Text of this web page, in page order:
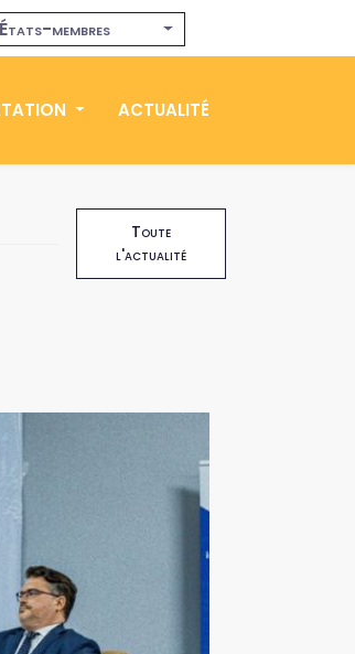
États-membres
ACTUALITÉ
Toute
l'actualité